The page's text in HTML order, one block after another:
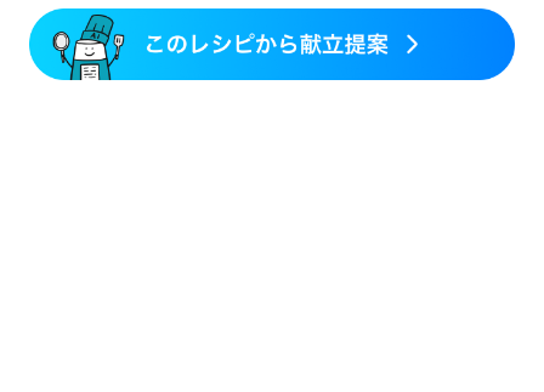
フレイル（年齢に合わせた体作り）
ニキビ・肌荒れ
妊活中 更年期